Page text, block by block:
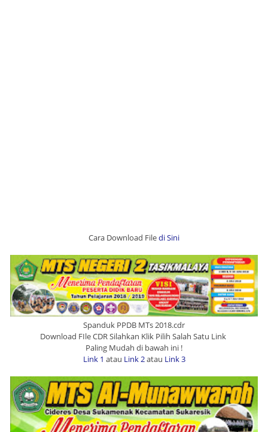
Cara Download Filedi Sini
Spanduk PPDB MTs 2018.cdr
Download FIle CDR Silahkan Klik Pilih Salah Satu Link
Paling Mudah di bawah ini !
Link 1 atau Link 2atau Link 3